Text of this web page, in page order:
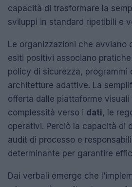
capacità di trasformare la
sviluppi in standard ripetibili e
Le organizzazioni che avviano
esiti positivi associano
policy di sicurezza, programmi
architetture adattive. La
offerta dalle piattaforme visuali
complessità verso i dati, le
operativi. Perciò la capacità di
audit di processo e
determinante per garantire
Dai verbali emerge che